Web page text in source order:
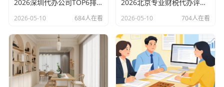
2026深圳代办公司TOP6排行：哪家注册财税口碑最好？
2026-05-10 684人在看
2026北京专业财税代办评测排行，十大机构推荐
2026-05-10 704人在看